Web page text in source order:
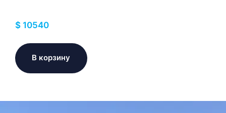
$ 10540
В корзину